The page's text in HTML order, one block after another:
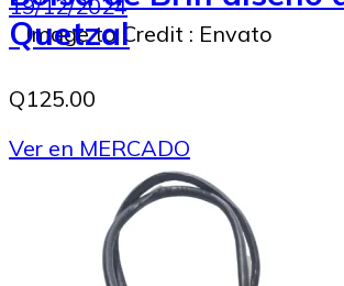
19/12/2024
Image to Credit : Envato
Quetzal
Q125.00
Ver en MERCADO